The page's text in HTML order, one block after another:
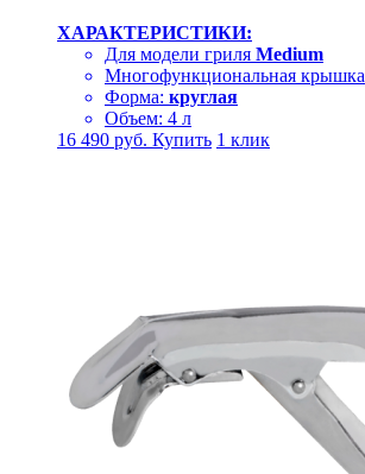
ХАРАКТЕРИСТИКИ:
Для модели гриля Medium
Многофункциональная крышка
Форма: круглая
Объем: 4 л
16 490 руб. Купить 1 клик